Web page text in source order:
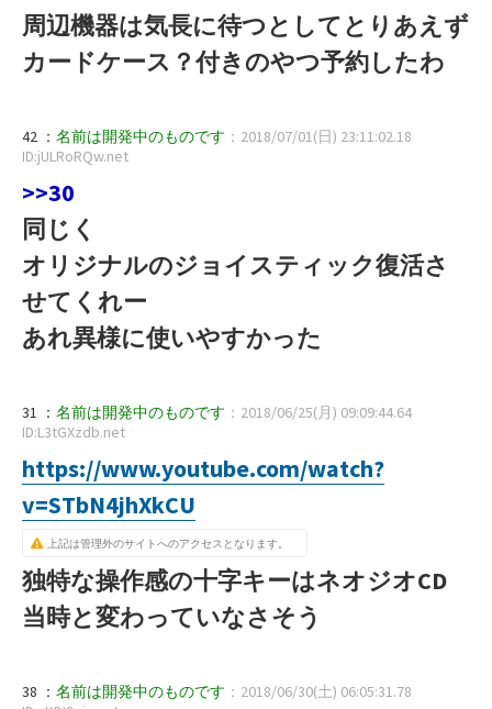
周辺機器は気長に待つとしてとりあえず
カードケース？付きのやつ予約したわ
42 ： 名前は開発中のものです ：2018/07/01(日) 23:11:02.18
ID:jULRoRQw.net
>>30
同じく
オリジナルのジョイスティック復活さ
せてくれー
あれ異様に使いやすかった
31 ： 名前は開発中のものです ：2018/06/25(月) 09:09:44.64
ID:L3tGXzdb.net
https://www.youtube.com/watch?
v=STbN4jhXkCU
上記は管理外のサイトへのアクセスとなります。
独特な操作感の十字キーはネオジオCD
当時と変わっていなさそう
38 ： 名前は開発中のものです ：2018/06/30(土) 06:05:31.78